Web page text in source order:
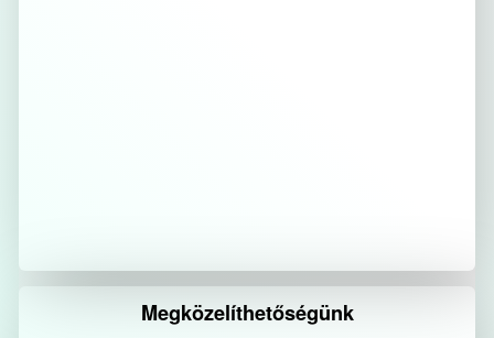
Megközelíthetőségünk